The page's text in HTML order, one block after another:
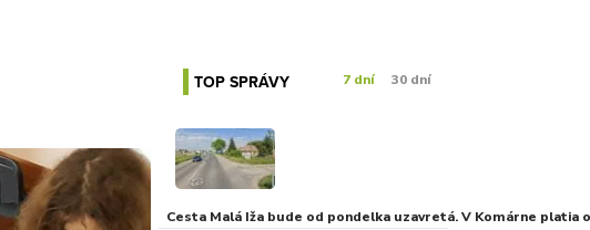
TOP SPRÁVY 7 dní 30 dní
Cesta Malá Iža bude od pondelka uzavretá. V Komárne platia